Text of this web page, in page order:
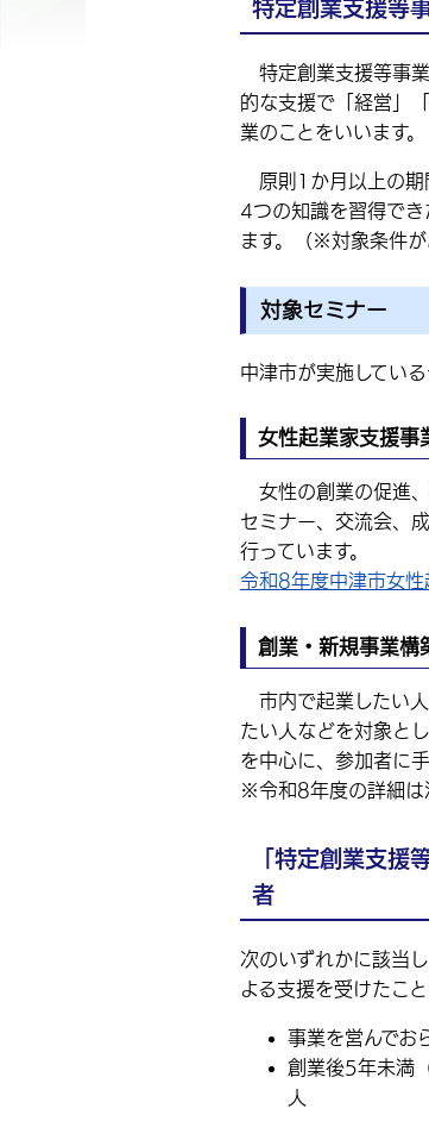
特定創業支援等
特定創業支援等事
的な支援で「経営」
業のことをいいます。
原則1か月以上の期
4つの知識を習得でき
ます。（※対象条件が
対象セミナー
中津市が実施してい
女性起業家支援事
女性の創業の促進、
セミナー、交流会、
行っています。
令和8年度中津市女
創業・新規事業構
市内で起業したい
たい人などを対象と
を中心に、参加者に
※令和8年度の詳細は
「特定創業支援
者
次のいずれかに該当
よる支援を受けたこ
事業を営んでお
創業後5年未満
人